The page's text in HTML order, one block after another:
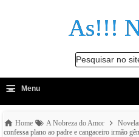
As!!!
Pesquisar no
-
≡ Menu
Home A Nobreza do Amor
confessa plano ao padre e cangaceiro irmão